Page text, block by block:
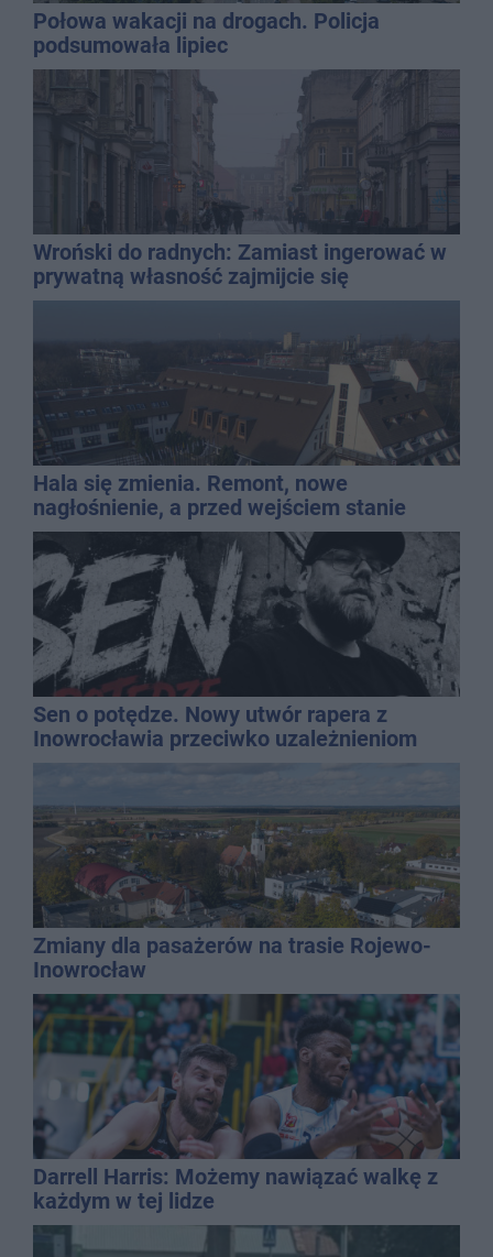
Połowa wakacji na drogach. Policja
podsumowała lipiec
Wroński do radnych: Zamiast ingerować w
prywatną własność zajmijcie się
gospodarką
Hala się zmienia. Remont, nowe
nagłośnienie, a przed wejściem stanie
QEMETICA ARENA
Sen o potędze. Nowy utwór rapera z
Inowrocławia przeciwko uzależnieniom
Zmiany dla pasażerów na trasie Rojewo-
Inowrocław
Darrell Harris: Możemy nawiązać walkę z
każdym w tej lidze